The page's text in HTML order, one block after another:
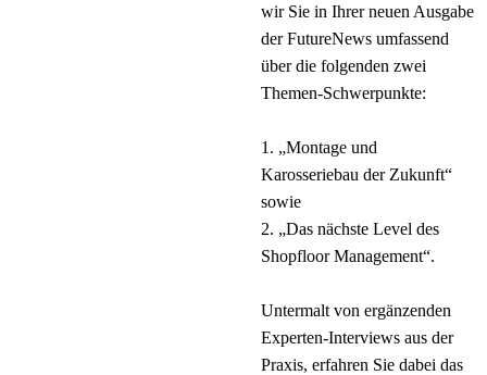
wir Sie in Ihrer neuen Ausgabe
der FutureNews umfassend
über die folgenden zwei
Themen-Schwerpunkte:
1. „Montage und
Karosseriebau der Zukunft“
sowie
2. „Das nächste Level des
Shopfloor Management“.
Untermalt von ergänzenden
Experten-Interviews aus der
Praxis, erfahren Sie dabei das